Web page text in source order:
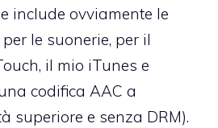
include ovviamente le
le suonerie, per il
il mio iTunes e
codifica AAC a
superiore e senza DRM).